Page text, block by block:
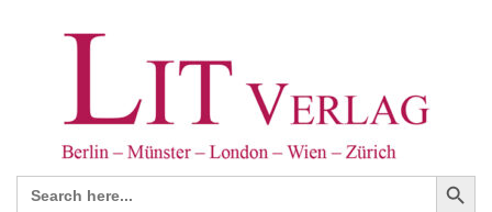
Search
for:
Search Button